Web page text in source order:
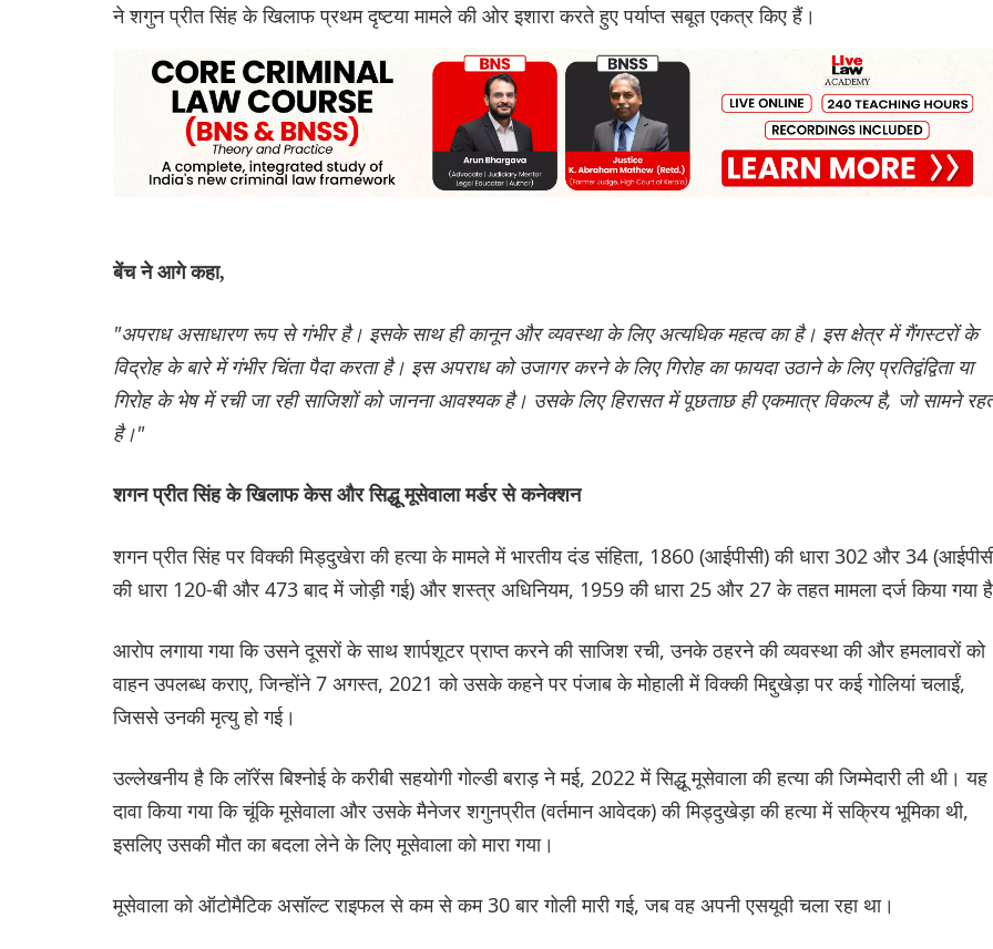
ने शगुन प्रीत सिंह के खिलाफ प्रथम दृष्टया मामले की ओर इशारा करते हुए पर्याप्त सबूत एकत्र किए हैं।
बेंच ने आगे कहा,
"अपराध असाधारण रूप से गंभीर है। इसके साथ ही कानून और व्यवस्था के लिए अत्यधिक महत्व का है। इस क्षेत्र में गैंगस्टरों के
विद्रोह के बारे में गंभीर चिंता पैदा करता है। इस अपराध को उजागर करने के लिए गिरोह का फायदा उठाने के लिए प्रतिद्वंद्विता या
गिरोह के भेष में रची जा रही साजिशों को जानना आवश्यक है। उसके लिए हिरासत में पूछताछ ही एकमात्र विकल्प है, जो सामने
है।"
शगन प्रीत सिंह के खिलाफ केस और सिद्धू मूसेवाला मर्डर से कनेक्शन
शगन प्रीत सिंह पर विक्की मिड्दुखेरा की हत्या के मामले में भारतीय दंड संहिता, 1860 (आईपीसी) की धारा 302 और 34
की धारा 120-बी और 473 बाद में जोड़ी गई) और शस्त्र अधिनियम, 1959 की धारा 25 और 27 के तहत मामला दर्ज किया गया
आरोप लगाया गया कि उसने दूसरों के साथ शार्पशूटर प्राप्त करने की साजिश रची, उनके ठहरने की व्यवस्था की और हमलावरों को
वाहन उपलब्ध कराए, जिन्होंने 7 अगस्त, 2021 को उसके कहने पर पंजाब के मोहाली में विक्की मिद्दुखेड़ा पर कई गोलियां चलाईं,
जिससे उनकी मृत्यु हो गई।
उल्लेखनीय है कि लॉरेंस बिश्नोई के करीबी सहयोगी गोल्डी बराड़ ने मई, 2022 में सिद्धू मूसेवाला की हत्या की जिम्मेदारी ली थी। यह
दावा किया गया कि चूंकि मूसेवाला और उसके मैनेजर शगुनप्रीत (वर्तमान आवेदक) की मिड्दुखेड़ा की हत्या में सक्रिय भूमिका थी,
इसलिए उसकी मौत का बदला लेने के लिए मूसेवाला को मारा गया।
मूसेवाला को ऑटोमैटिक असॉल्ट राइफल से कम से कम 30 बार गोली मारी गई, जब वह अपनी एसयूवी चला रहा था।